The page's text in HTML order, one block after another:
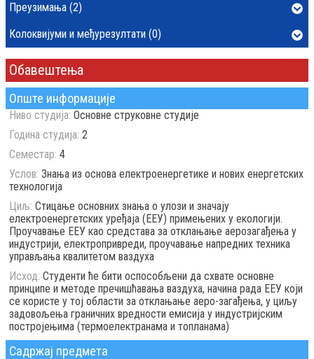
Опште информације
Ниво студија: Основне струковне студије
Година студија: 2
Семестар: 4
Услов: Знања из основа електроенергетике и нових енергетских
технологија
Циљ: Стицање основних знања о улози и значају
електроенергетских уређаја (ЕЕУ) примењених у екологији.
Проучавање ЕЕУ као средстава за отклањање аерозагађења у
индустрији, електропривреди, проучавање напредних техника
управљања квалитетом ваздуха
Исход: Студенти ће бити оспособљени да схвате основне
принципе и методе пречишћавања ваздуха, начина рада ЕЕУ који
се користе у тој области за отклањање аеро-загађења, у циљу
задовољења граничних вредности емисија у индустријским
постројењима (термоелектранама и топланама)
Садржај предмета
Преузимања (2)
Колоквијуми и међурезултати (0)
Обавештења